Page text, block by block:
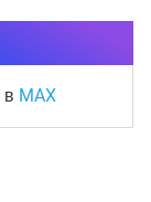
в MAX